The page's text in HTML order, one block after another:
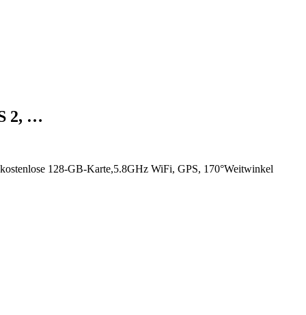
2, …
128-GB-Karte,5.8GHz WiFi, GPS, 170°Weitwinkel